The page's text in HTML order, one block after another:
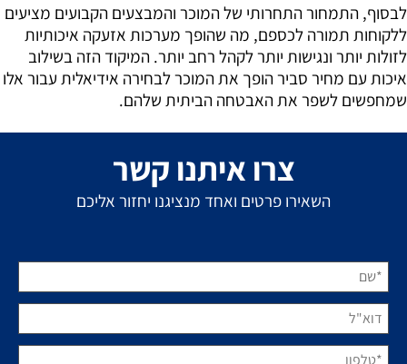
לבסוף, התמחור התחרותי של המוכר והמבצעים הקבועים מציעים
ללקוחות תמורה לכספם, מה שהופך מערכות אזעקה איכותיות
לזולות יותר ונגישות יותר לקהל רחב יותר. המיקוד הזה בשילוב
איכות עם מחיר סביר הופך את המוכר לבחירה אידיאלית עבור אלו
שמחפשים לשפר את האבטחה הביתית שלהם.
צרו איתנו קשר
השאירו פרטים ואחד מנציגנו יחזור אליכם